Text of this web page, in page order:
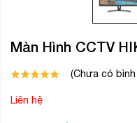
Màn Hình CCTV
(Chưa có bình
Liên hệ